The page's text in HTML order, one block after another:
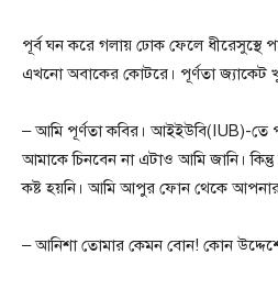
পূর্ব ঘন করে গলায় ঢোক ফেলে ধীরেসুস্থে
এখনো অবাকের কোটরে। পূর্ণতা
– আমি পূর্ণতা কবির। আইইউবি(IUB)-তে
আমাকে চিনবেন না এটাও আমি জানি।
কষ্ট হয়নি। আমি আপুর ফোন থেকে আপনার
– আনিশা তোমার কেমন বোন! কোন